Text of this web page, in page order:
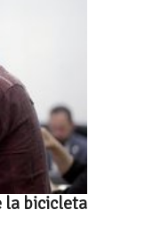
la bicicleta